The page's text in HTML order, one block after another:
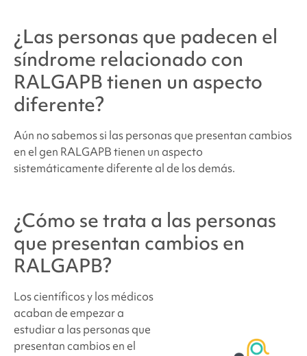
¿Las personas que padecen el
síndrome relacionado con
RALGAPBtienen un aspecto
diferente?
Aún no sabemos si las personas que presentan cambios
en el gen RALGAPB tienen un aspecto
sistemáticamente diferente al de los demás.
¿Cómo se trata a las personas
que presentan cambios en
RALGAPB?
Los científicos y los médicos
acaban de empezar a
estudiar a las personas que
presentan cambios en el